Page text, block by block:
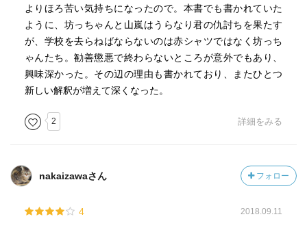
よりほろ苦い気持ちになったので。本書でも書かれていた
ように、坊っちゃんと山嵐はうらなり君の仇討ちを果たす
が、学校を去らねばならないのは赤シャツではなく坊っち
ゃんたち。勧善懲悪で終わらないところが意外でもあり、
興味深かった。その辺の理由も書かれており、またひとつ
新しい解釈が増えて深くなった。
2 詳細をみる
nakaizawaさん フォロー
4 2018.09.11